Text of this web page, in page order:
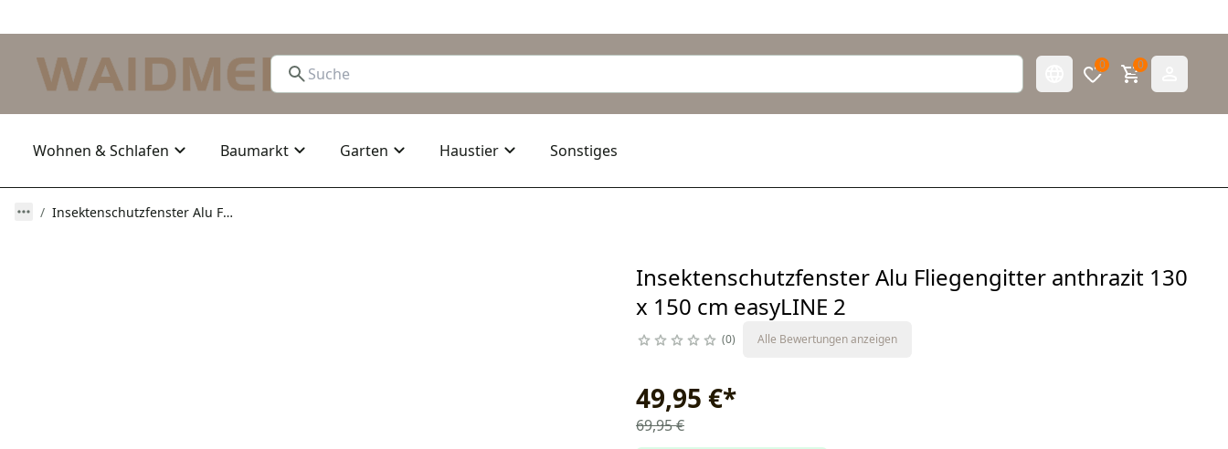
0 0
Wohnen & Schlafen Baumarkt Garten Haustier Sonstiges
Insektenschutzfenster Alu Fliegengitter anthrazit 130 x 150 cm easyLINE 2
Insektenschutzfenster Alu Fliegengitter anthrazit 130
x 150 cm easyLINE 2
0 Alle Bewertungen anzeigen
49,95 €*
69,95 €